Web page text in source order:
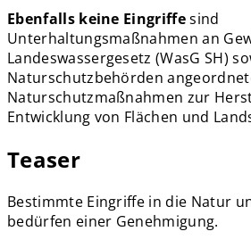
Ebenfalls keine Eingriffesind
Unterhaltungsmaßnahmen an
Landeswassergesetz (WasG SH)
Naturschutzbehörden
Naturschutzmaßnahmen zur
Entwicklung von Flächen und
Teaser
Bestimmte Eingriffe in die Natur
bedürfen einer Genehmigung.